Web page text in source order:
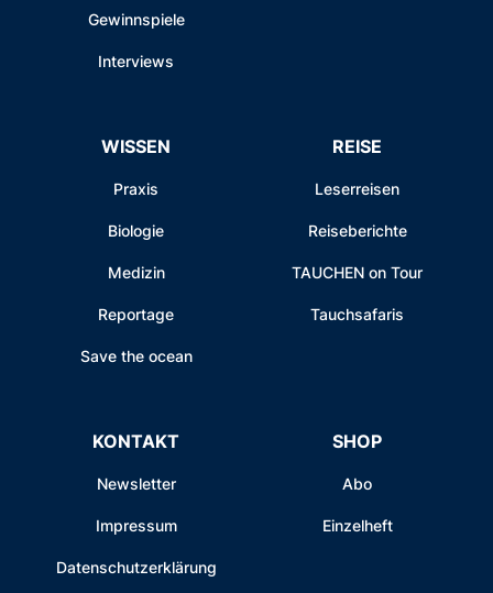
Gewinnspiele
Interviews
WISSEN
Praxis
Biologie
Medizin
Reportage
Save the ocean
REISE
Leserreisen
Reiseberichte
TAUCHEN on Tour
Tauchsafaris
KONTAKT
Newsletter
Impressum
Datenschutzerklärung
SHOP
Abo
Einzelheft